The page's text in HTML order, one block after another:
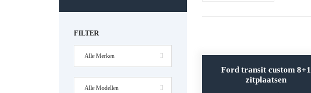
FILTER
Alle Merken
Alle Modellen
Ford transit custom 8+1
zitplaatsen